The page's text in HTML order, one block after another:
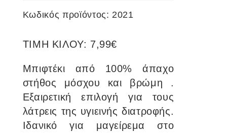
Κωδικός προϊόντος: 2021
ΤΙΜΗ ΚΙΛΟΥ: 7,99€
Μπιφτέκι από 100% άπαχο
στήθος μόσχου και βρώμη .
Εξαιρετική επιλογή για τους
λάτρεις της υγιεινής διατροφής.
Ιδανικό για μαγείρεμα στο